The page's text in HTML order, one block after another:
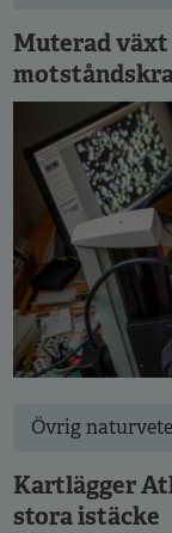
Muterad
Övrig
Kartlägger
stora istäcke